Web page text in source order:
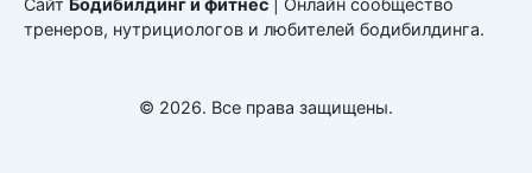
Сайт Бодибилдинг и фитнес | Онлайн сообщество
тренеров, нутрициологов и любителей бодибилдинга.
© 2026. Все права защищены.